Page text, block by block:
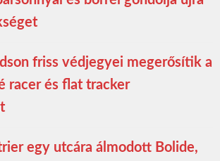
friss védjegyei megerősítik a
racer és flat tracker
egy utcára álmodott Bolide,